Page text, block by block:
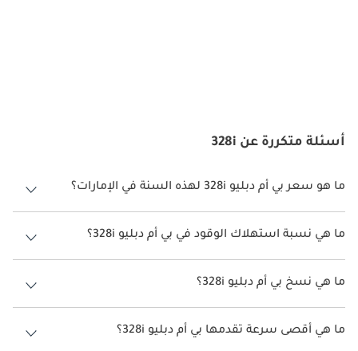
أسئلة متكررة عن 328i
ما هو سعر بي أم دبليو 328i لهذه السنة في الإمارات؟
بي أم دبليو 328i لهذه السنة في الإمارات هو TBD.
ما هي نسبة استهلاك الوقود في بي أم دبليو 328i؟
اقترحت الشركة المصنعة أن تكون نسبة توفير استهلاك الوقود لسيارة بي أم
دبليو 328i هو TBD.
ما هي نسخ بي أم دبليو 328i؟
نسخ بي أم دبليو 328i هي .
ما هي أقصى سرعة تقدمها بي أم دبليو 328i؟